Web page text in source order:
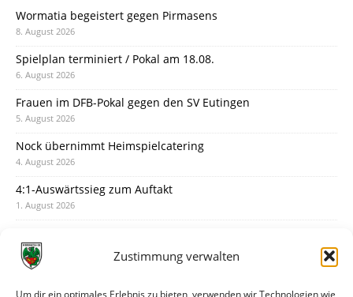
Zustimmung verwalten
Um dir ein optimales Erlebnis zu bieten, verwenden wir Technologien wie
Wormatia begeistert gegen Pirmasens
8. August 2026
Spielplan terminiert / Pokal am 18.08.
6. August 2026
Frauen im DFB-Pokal gegen den SV Eutingen
5. August 2026
Nock übernimmt Heimspielcatering
4. August 2026
4:1-Auswärtssieg zum Auftakt
1. August 2026
31. Juli 2026
30. Juli 2026